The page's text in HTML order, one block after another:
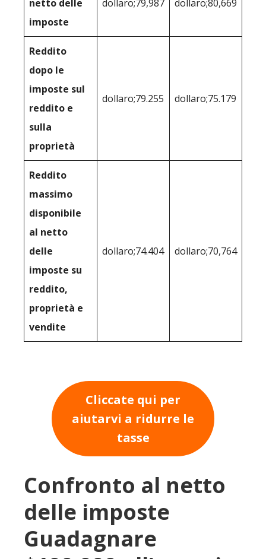
netto delle
imposte
dollaro;79,987 dollaro;80,669
Reddito
dopo le
imposte sul
reddito e
sulla
proprietà
dollaro;79.255 dollaro;75.179
Reddito
massimo
disponibile
al netto
delle
imposte su
reddito,
proprietà e
vendite
dollaro;74.404 dollaro;70,764
Cliccate qui per
aiutarvi a ridurre le
tasse
Confronto al netto
delle imposte
Guadagnare